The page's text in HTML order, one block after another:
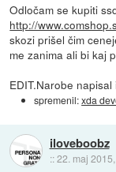
Odločam se kupiti
http://
skozi prišel čim
me zanima ali bi kaj
EDIT.Narobe napisal
spremenil:xda
iloveboobz
::22. maj